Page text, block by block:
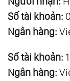
Số tài khoản:
Ngân hàng:
Số tài khoản:
Ngân hàng: